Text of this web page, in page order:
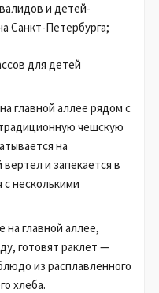
и детей-
Санкт-Петербурга;
для детей
главной аллее рядом с
чешскую
на
и запекается в
несколькими
на главной аллее,
готовят раклет —
из расплавленного
хлеба.